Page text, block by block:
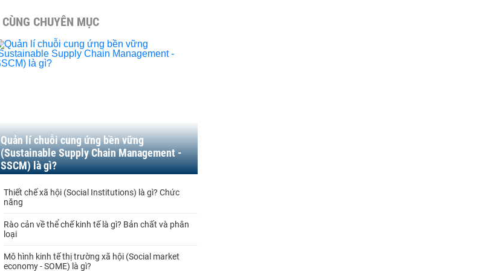
CÙNG CHUYÊN MỤC
Quản lí chuỗi cung ứng bền vững
(Sustainable Supply Chain Management -
SSCM) là gì?
Thiết chế xã hội (Social Institutions) là gì? Chức
năng
Rào cản về thể chế kinh tế là gì? Bản chất và phân
loại
Mô hình kinh tế thị trường xã hội (Social market
economy - SOME) là gì?